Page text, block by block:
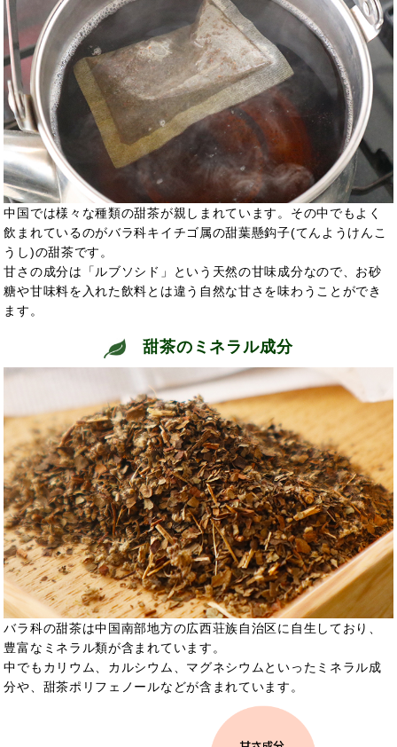
中国では様々な種類の甜茶が親しまれています。その中でもよく
飲まれているのがバラ科キイチゴ属の甜葉懸鈎子(てんようけんこ
うし)の甜茶です。
甘さの成分は「ルブソシド」という天然の甘味成分なので、お砂
糖や甘味料を入れた飲料とは違う自然な甘さを味わうことができ
ます。
甜茶のミネラル成分
バラ科の甜茶は中国南部地方の広西荘族自治区に自生しており、
豊富なミネラル類が含まれています。
中でもカリウム、カルシウム、マグネシウムといったミネラル成
分や、甜茶ポリフェノールなどが含まれています。